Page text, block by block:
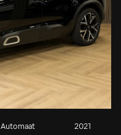
Automaat 2021